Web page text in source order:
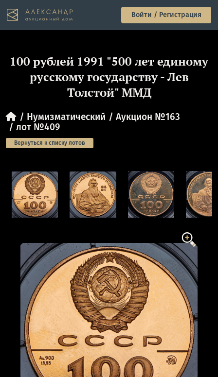
Войти / Регистрация
100 рублей 1991 "500 лет единому
русскому государству - Лев
Толстой" ММД
Нумизматический
Аукцион №163
лот №409
Вернуться к списку лотов